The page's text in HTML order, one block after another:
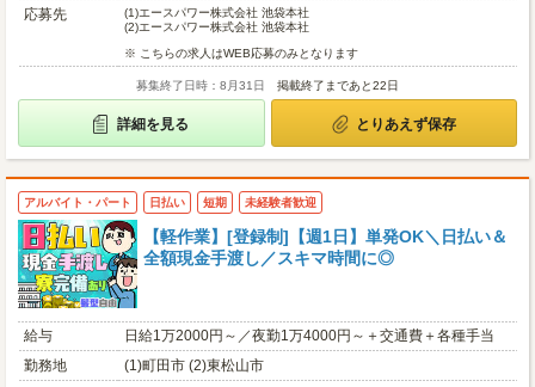
応募先
(1)エースパワー株式会社 池袋本社
(2)エースパワー株式会社 池袋本社
※ こちらの求人はWEB応募のみとなります
募集終了日時：8月31日 掲載終了まであと22日
詳細を見る とりあえず保存
アルバイト・パート 日払い 短期 未経験者歓迎
【軽作業】[登録制]【週1日】単発OK＼日払い＆
全額現金手渡し／スキマ時間に◎
給与
日給1万2000円～／夜勤1万4000円～＋交通費＋各種手当
勤務地
(1)町田市 (2)東松山市